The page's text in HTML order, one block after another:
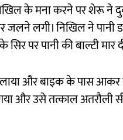
के मना करने पर शेरू ने
लगी। निखिल ने
पर पानी की बाल्टी मार
और बाइक के पास
और उसे तत्काल अतरौली